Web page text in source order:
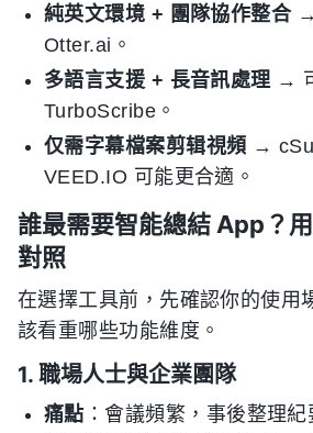
純英文環境 + 團隊協作整合→
Otter.ai。
多語言支援 + 長音訊處理→
TurboScribe。
仅需字幕檔案剪辑視頻 →
VEED.IO 可能更合適。
誰最需要智能總結 App？
對照
在選擇工具前，先確認你的使用
該看重哪些功能維度。
1. 職場人士與企業團隊
痛點 ：會議頻繁，事後整理